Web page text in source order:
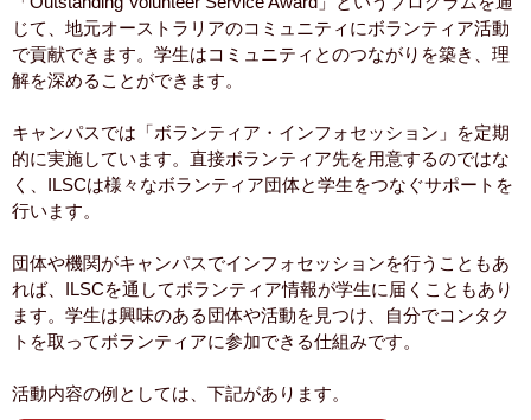
じて、地元オーストラリアのコミュニティにボランティア活動
で貢献できます。学生はコミュニティとのつながりを築き、理
解を深めることができます。
キャンパスでは「ボランティア・インフォセッション」を定期
的に実施しています。直接ボランティア先を用意するのではな
く、ILSCは様々なボランティア団体と学生をつなぐサポートを
行います。
団体や機関がキャンパスでインフォセッションを行うこともあ
れば、ILSCを通してボランティア情報が学生に届くこともあり
ます。学生は興味のある団体や活動を見つけ、自分でコンタク
トを取ってボランティアに参加できる仕組みです。
活動内容の例としては、下記があります。